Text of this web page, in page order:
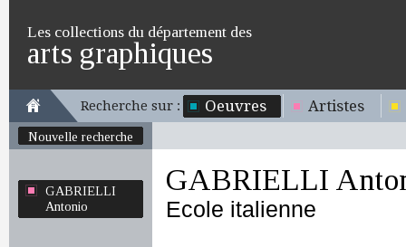
Les collections du département des
arts graphiques
Recherche sur : Oeuvres Artistes
Nouvelle recherche
GABRIELLI
Antonio
GABRIELLI
Ecole italienne